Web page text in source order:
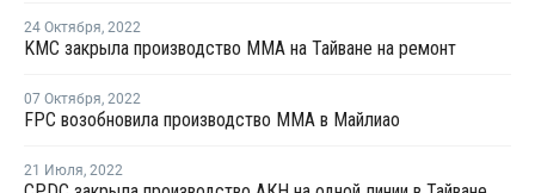
24 Октября, 2022
KMC закрыла производство ММА на Тайване на ремонт
07 Октября, 2022
FPC возобновила производство ММА в Майлиао
21 Июля, 2022